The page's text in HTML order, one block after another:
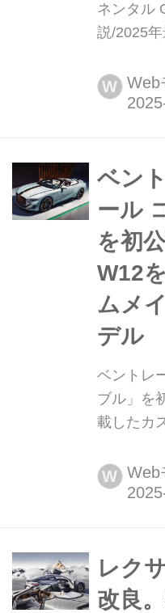
ネンタル
説/2025
GT/
W Web
ベン
ール
を初
W12
ムメ
デル
ベントレ
ブル」を
載したカ
のスペシ
クト部門
W Web
レク
改良